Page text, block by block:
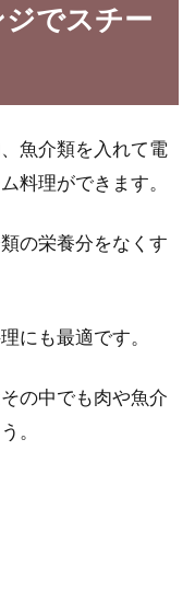
でスチー
魚介類を入れて電
料理ができます。
の栄養分をなくす
にも最適です。
の中でも肉や魚介
。